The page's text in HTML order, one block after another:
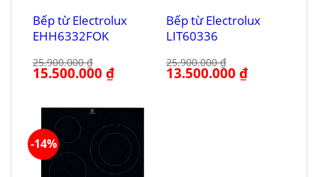
Bếp từ Electrolux
EHH6332FOK
25.900.000₫
Giá
gốc
15.500.000₫Giá
hiện
15.500.000 ₫.
Bếp từ Electrolux
LIT60336
25.900.000₫
Giá
gốc
13.500.000₫Giá
hiện
-14%